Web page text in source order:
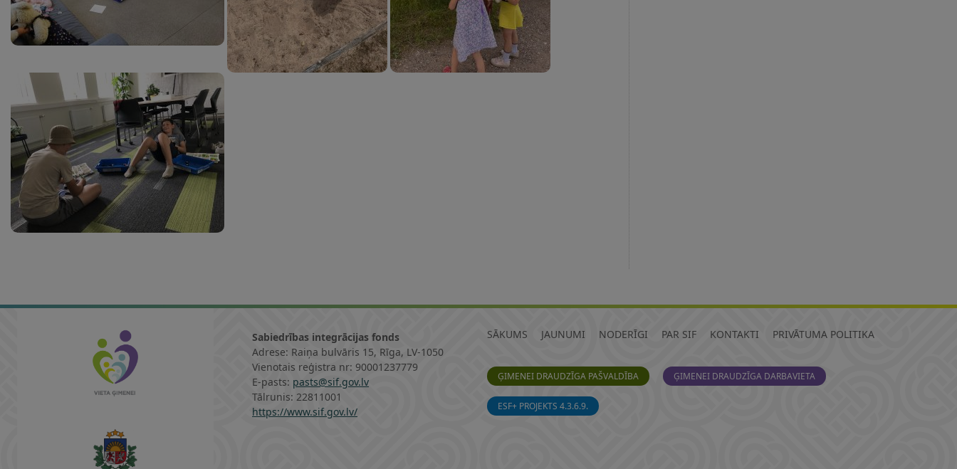
Sabiedrības integrācijas fonds
Adrese: Raiņa bulvāris 15, Rīga, LV-1050
Vienotais reģistra nr: 90001237779
E-pasts: pasts@sif.gov.lv
Tālrunis: 22811001
https://www.sif.gov.lv/
SĀKUMS JAUNUMI NODERĪGI PAR SIF KONTAKTI PRIVĀTUMA POLITIKA
ĢIMENEI DRAUDZĪGA PAŠVALDĪBA ĢIMENEI DRAUDZĪGA DARBAVIETA
ESF+ PROJEKTS 4.3.6.9.